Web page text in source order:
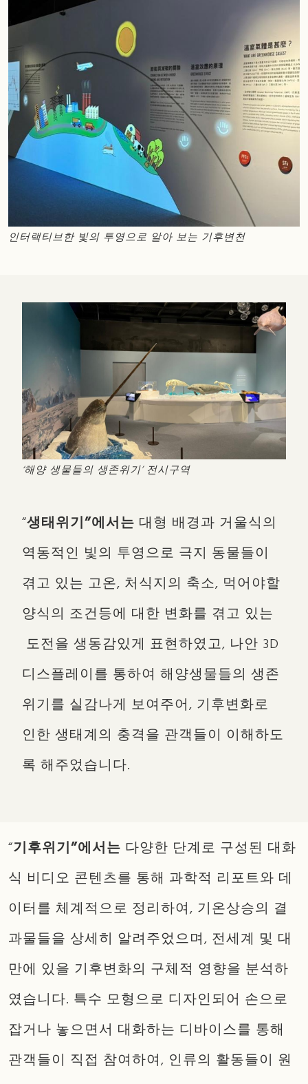
인터랙티브한 빛의 투영으로 알아 보는 기후변천
‘해양 생물들의 생존위기’ 전시구역
“생태위기”에서는 대형 배경과 거울식의
역동적인 빛의 투영으로 극지 동물들이
겪고 있는 고온, 처식지의 축소, 먹어야할
양식의 조건등에 대한 변화를 겪고 있는
도전을 생동감있게 표현하였고, 나안 3D
디스플레이를 통하여 해양생물들의 생존
위기를 실감나게 보여주어, 기후변화로
인한 생태계의 충격을 관객들이 이해하도
록 해주었습니다.
“기후위기”에서는 다양한 단계로 구성된 대화
식 비디오 콘텐츠를 통해 과학적 리포트와 데
이터를 체계적으로 정리하여, 기온상승의 결
과물들을 상세히 알려주었으며, 전세계 및 대
만에 있을 기후변화의 구체적 영향을 분석하
였습니다. 특수 모형으로 디자인되어 손으로
잡거나 놓으면서 대화하는 디바이스를 통해
관객들이 직접 참여하여, 인류의 활동들이 원